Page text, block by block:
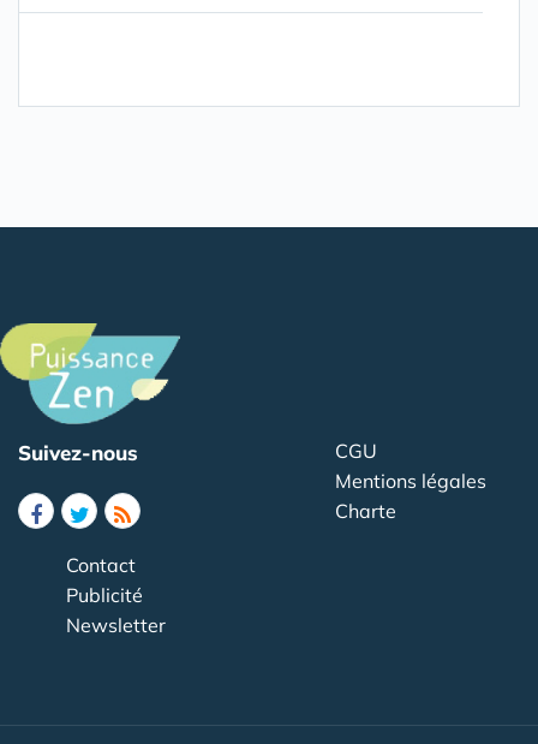
Suivez-nous
CGU
Mentions légales
Charte
Contact
Publicité
Newsletter